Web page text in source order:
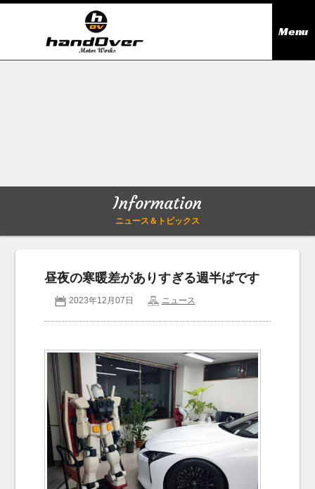
Menu
Company outline
会社概要
アクセス
Information
ニュース＆トピックス
昼夜の寒暖差がありすぎる週半ばです
2023年12月07日 ニュース